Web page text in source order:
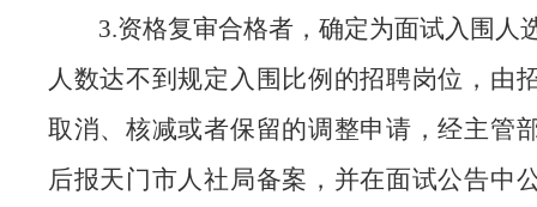
3.资格复审合格者，确定为面试入围人
人数达不到规定入围比例的招聘岗位，由
取消、核减或者保留的调整申请，经主管
后报天门市人社局备案，并在面试公告中